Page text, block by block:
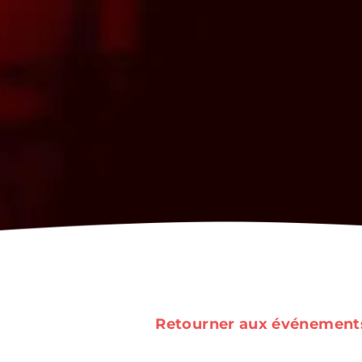
Retourner aux